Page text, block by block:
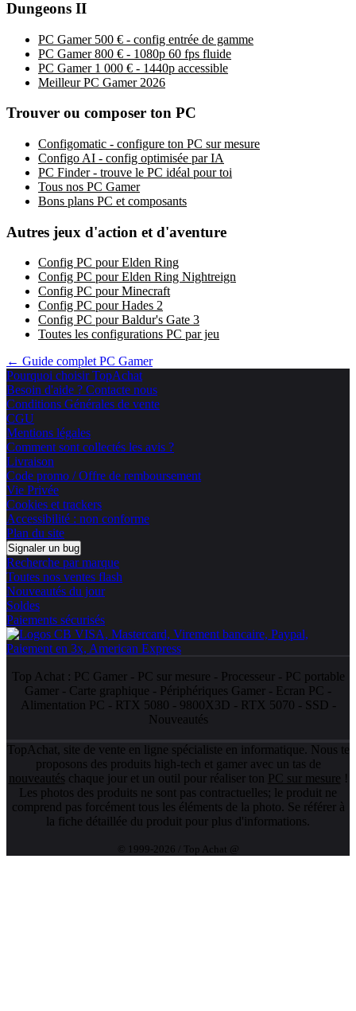
Dungeons II
PC Gamer 500 € - config entrée de gamme
PC Gamer 800 € - 1080p 60 fps fluide
PC Gamer 1 000 € - 1440p accessible
Meilleur PC Gamer 2026
Trouver ou composer ton PC
Configomatic - configure ton PC sur mesure
Configo AI - config optimisée par IA
PC Finder - trouve le PC idéal pour toi
Tous nos PC Gamer
Bons plans PC et composants
Autres jeux d'action et d'aventure
Config PC pour Elden Ring
Config PC pour Elden Ring Nightreign
Config PC pour Minecraft
Config PC pour Hades 2
Config PC pour Baldur's Gate 3
Toutes les configurations PC par jeu
← Guide complet PC Gamer
Pourquoi choisir TopAchat
Besoin d'aide ? Contacte nous
Conditions Générales de vente
CGU
Mentions légales
Comment sont collectés les avis ?
Livraison
Code promo / Offre de remboursement
Vie Privée
Cookies et trackers
Accessibilité : non conforme
Plan du site
Signaler un bug
Recherche par marque
Toutes nos ventes flash
Nouveautés du jour
Soldes
Paiements sécurisés
Top Achat : PC Gamer- PC sur mesure - Processeur- PC portable
Gamer - Carte graphique - Périphériques Gamer - Ecran PC -
Alimentation PC - RTX 5080 - 9800X3D - RTX 5070 - SSD -
Nouveautés
TopAchat, site de vente en ligne spécialiste en informatique. Nous te
proposons des produits high-tech et gamer avec un tas de
nouveautés chaque jour et un outil pour réaliser ton PC sur mesure !
Les photos des produits ne sont pas contractuelles; le produit ne
comprend pas forcément tous les éléments de la photo. Se référer à
la fiche détaillée du produit pour plus d'informations.
© 1999-2026 / Top Achat @